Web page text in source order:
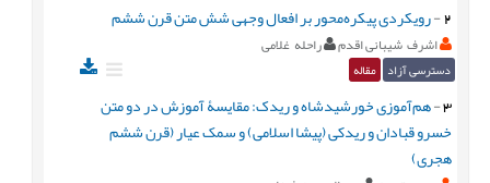
2
-رویکردی پیکره‌محور بر افعال وجهی شش متن قرن ششم
اشرف شیبانی اقدم راحله غلامی
دسترسی آزاد مقاله
3
-هم‌آموزی خورشیدشاه و ریدک: مقایسۀ آموزش در دو متن
خسرو قبادان و ریدکی (پیشا اسلامی) و سمک عیار (قرن ششم
هجری)